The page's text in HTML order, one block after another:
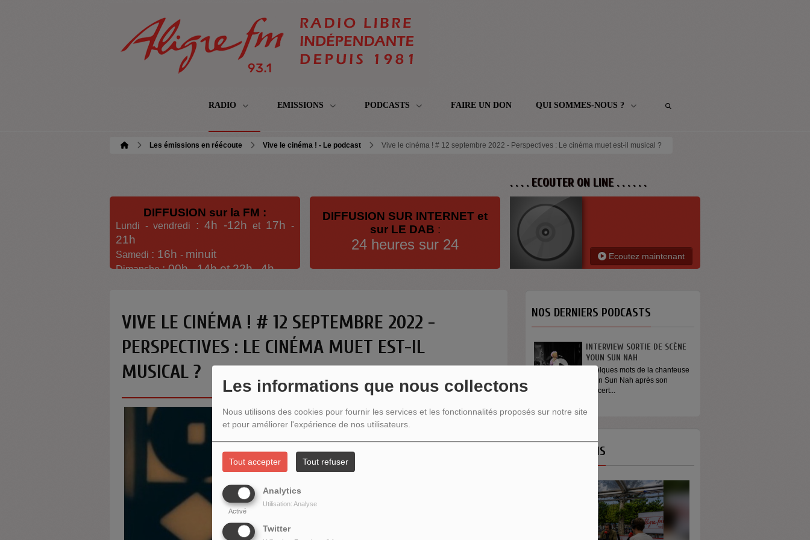
Les informations que nous collectons
Nous utilisons des cookies pour fournir les services et les fonctionnalités proposés sur notre site
et pour améliorer l'expérience de nos utilisateurs.
Tout accepter Tout refuser
Analytics
Activé
Utilisation: Analyse
Twitter
RADIO EMISSIONS PODCASTS FAIRE UN DON QUI SOMMES-NOUS ?
Les émissions en réécoute Vive le cinéma ! - Le podcast Vive le cinéma ! # 12 septembre 2022 - Perspectives : Le cinéma muet est-il musical ?
DIFFUSION sur la FM :
Lundi - vendredi : 4h -12h et 17h -
21h
Samedi : 16h - minuit
Dimanche: 00h -14h et 22h-4h
DIFFUSION SUR INTERNET et
sur LE DAB :
24 heures sur 24
. . . . ECOUTER ON LINE . . . . . .
Ecoutez maintenant
VIVE LE CINÉMA ! # 12 SEPTEMBRE 2022 -
PERSPECTIVES : LE CINÉMA MUET EST-IL
MUSICAL ?
NOS DERNIERS PODCASTS
INTERVIEW SORTIE DE SCÈNE
YOUN SUN NAH
Quelques mots de la chanteuse
Youn Sun Nah après son
concert...
NOS ÉMISSIONS